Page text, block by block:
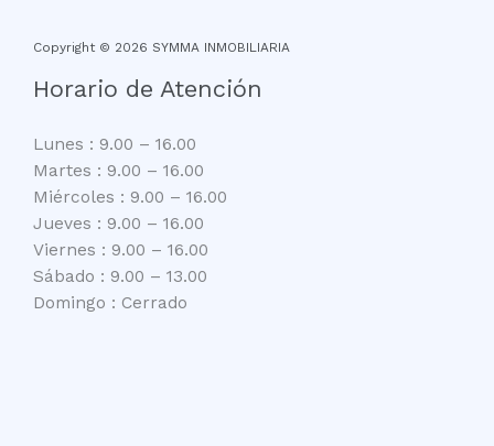
Copyright © 2026 SYMMA INMOBILIARIA
Horario de Atención
Lunes : 9.00 – 16.00
Martes : 9.00 – 16.00
Miércoles : 9.00 – 16.00
Jueves : 9.00 – 16.00
Viernes : 9.00 – 16.00
Sábado : 9.00 – 13.00
Domingo : Cerrado